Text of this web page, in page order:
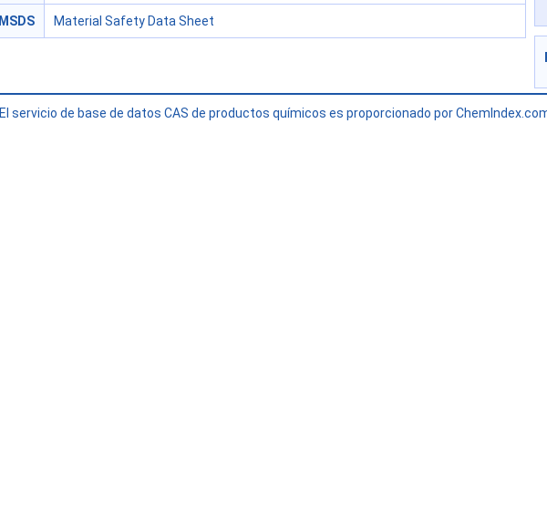
MSDS Material Safety Data Sheet
El servicio de base de datos CAS de productos químicos es proporcionado por